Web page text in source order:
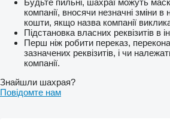
Будьте пильні, шахраї можуть
компанії, вносячи незначні зміни
кошти, якщо назва компанії
Підстановка власних реквізитів в
Перш ніж робити переказ,
зазначених реквізитів, і чи
компанії.
Знайшли шахрая?
Повідомте нам